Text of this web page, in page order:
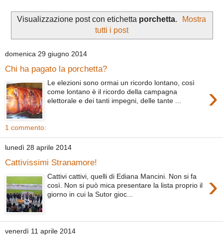
Visualizzazione post con etichetta porchetta.
Mostra
tutti i post
domenica 29 giugno 2014
Chi ha pagato la porchetta?
›
Le elezioni sono ormai un ricordo lontano, così
come lontano è il ricordo della campagna
elettorale e dei tanti impegni, delle tante ...
1 commento:
lunedì 28 aprile 2014
Cattivissimi Stranamore!
›
Cattivi cattivi, quelli di Ediana Mancini. Non si fa
così. Non si può mica presentare la lista proprio il
giorno in cui la Sutor gioc...
venerdì 11 aprile 2014